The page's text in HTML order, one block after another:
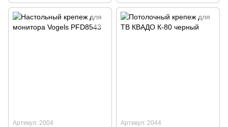
Артикул: 2004 Артикул: 2044